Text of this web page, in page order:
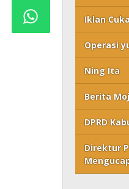
Iklan
Operasi
Ning Ita
Berita
DPRD
Direktur